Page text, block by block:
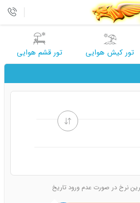
تور کیش هوایی تور قشم هوایی
نرخ در صورت عدم ورود تاریخ